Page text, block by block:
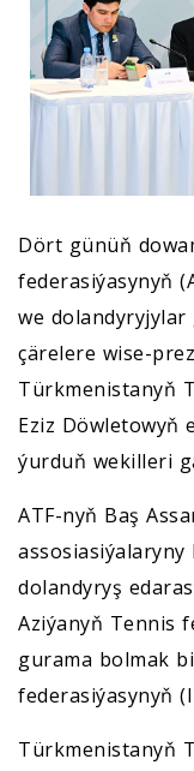
Dört günüň
federasiýasynyň
we
çärelere wise-
Türkmenistanyň
Eziz Döwletowyň
ýurduň wekilleri
ATF-nyň Baş
dolandyryş
Aziýanyň Tennis
gurama bolmak
federasiýasynyň
Türkmenistanyň